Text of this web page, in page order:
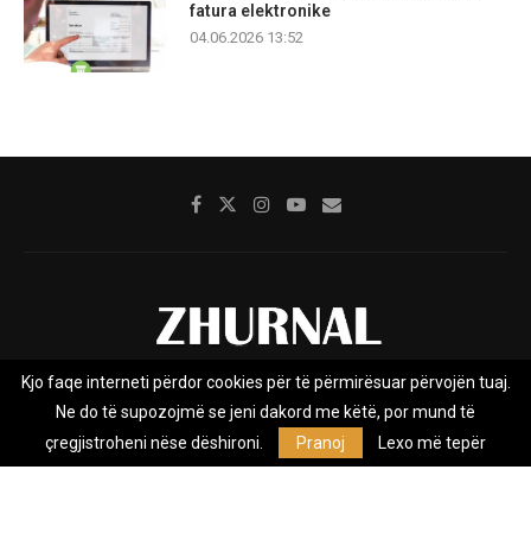
fatura elektronike
04.06.2026 13:52
Rreth nesh Impresumi Marketing
Privacy Policy
Zhurnal.mk është Agjenci e Lajmeve e pavarur, e themeluar në vitin
Kjo faqe interneti përdor cookies për të përmirësuar përvojën tuaj.
Ne do të supozojmë se jeni dakord me këtë, por mund të
çregjistroheni nëse dëshironi.
Pranoj Lexo më tepër